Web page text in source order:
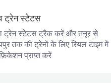
ट्रेन स्टेटस
ट्रेन स्टेटस ट्रैक करें और तनूर से
तक की ट्रेनों के लिए रियल टाइम में
प्राप्त करें